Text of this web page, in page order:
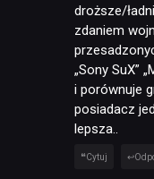
droższe/
zdaniem
„Sony SuX”
i porównuje
posiadacz
lepsza..
Cytuj